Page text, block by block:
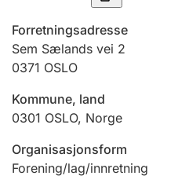
Betaling og
Ektepaktveileder
Forretningsadresse
Sem Sælands vei 2
0371 OSLO
Kommune, land
0301 OSLO, Norge
Organisasjonsform
Forening/lag/innretning